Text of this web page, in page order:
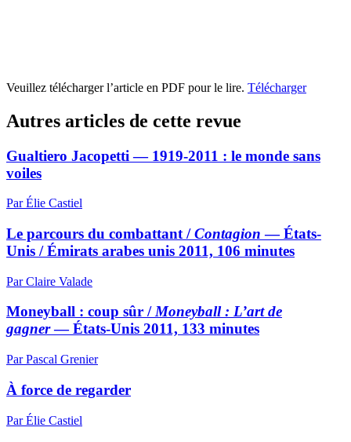
Veuillez télécharger l’article en PDF pour le lire. Télécharger
Autres articles de cette revue
Gualtiero Jacopetti — 1919-2011 : le monde sans
voiles
Par Élie Castiel
Le parcours du combattant /Contagion — États-
Unis / Émirats arabes unis 2011, 106 minutes
Par Claire Valade
Moneyball : coup sûr /Moneyball : L’art de
gagner— États-Unis 2011, 133 minutes
Par Pascal Grenier
À force de regarder
Par Élie Castiel